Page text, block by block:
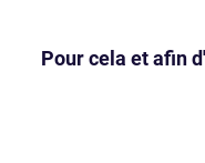
Pour cela et afin